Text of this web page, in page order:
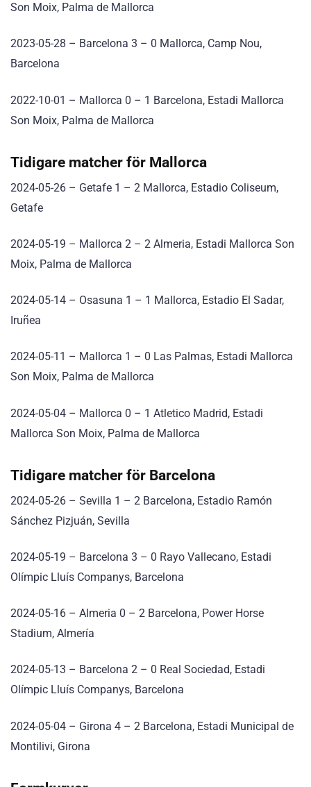
Son Moix, Palma de Mallorca
2023-05-28 – Barcelona 3 – 0 Mallorca, Camp Nou,
Barcelona
2022-10-01 – Mallorca 0 – 1 Barcelona, Estadi Mallorca
Son Moix, Palma de Mallorca
Tidigare matcher för Mallorca
2024-05-26 – Getafe 1 – 2 Mallorca, Estadio Coliseum,
Getafe
2024-05-19 – Mallorca 2 – 2 Almeria, Estadi Mallorca Son
Moix, Palma de Mallorca
2024-05-14 – Osasuna 1 – 1 Mallorca, Estadio El Sadar,
Iruñea
2024-05-11 – Mallorca 1 – 0 Las Palmas, Estadi Mallorca
Son Moix, Palma de Mallorca
2024-05-04 – Mallorca 0 – 1 Atletico Madrid, Estadi
Mallorca Son Moix, Palma de Mallorca
Tidigare matcher för Barcelona
2024-05-26 – Sevilla 1 – 2 Barcelona, Estadio Ramón
Sánchez Pizjuán, Sevilla
2024-05-19 – Barcelona 3 – 0 Rayo Vallecano, Estadi
Olímpic Lluís Companys, Barcelona
2024-05-16 – Almeria 0 – 2 Barcelona, Power Horse
Stadium, Almería
2024-05-13 – Barcelona 2 – 0 Real Sociedad, Estadi
Olímpic Lluís Companys, Barcelona
2024-05-04 – Girona 4 – 2 Barcelona, Estadi Municipal de
Montilivi, Girona